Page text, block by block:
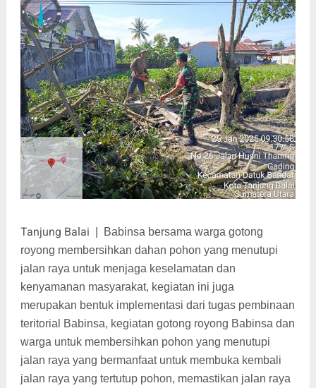
Tanjung Balai
Babinsa bersama warga gotong
royong membersihkan dahan pohon yang menutupi
jalan raya untuk menjaga keselamatan dan
kenyamanan masyarakat, kegiatan ini juga
merupakan bentuk implementasi dari tugas pembinaan
teritorial Babinsa, kegiatan gotong royong Babinsa dan
warga untuk membersihkan pohon yang menutupi
jalan raya yang bermanfaat untuk membuka kembali
jalan raya yang tertutup pohon, memastikan jalan raya